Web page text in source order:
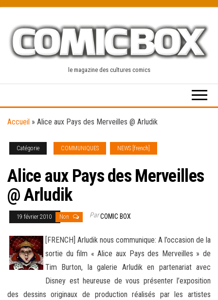
content
le magazine des cultures comics
Accueil » Alice aux Pays des Merveilles @ Arludik
Catégorie COMMUNIQUES NEWS [french]
Alice aux Pays des Merveilles
@ Arludik
19 février 2010 Non ParCOMIC BOX
[FRENCH] Arludik nous communique: A l’occasion de la
sortie du film « Alice aux Pays des Merveilles » de
Tim Burton, la galerie Arludik en partenariat avec
Disney est heureuse de vous présenter l’exposition
des dessins originaux de production réalisés par les artistes